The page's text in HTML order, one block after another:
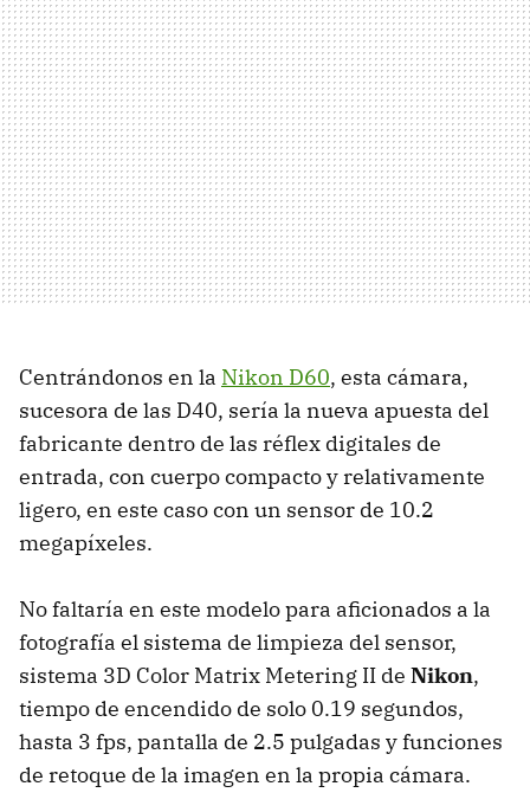
Centrándonos en la Nikon D60, esta cámara,
sucesora de las D40, sería la nueva apuesta del
fabricante dentro de las réflex digitales de
entrada, con cuerpo compacto y relativamente
ligero, en este caso con un sensor de 10.2
megapíxeles.
No faltaría en este modelo para aficionados a la
fotografía el sistema de limpieza del sensor,
sistema 3D Color Matrix Metering II de Nikon,
tiempo de encendido de solo 0.19 segundos,
hasta 3 fps, pantalla de 2.5 pulgadas y funciones
de retoque de la imagen en la propia cámara.